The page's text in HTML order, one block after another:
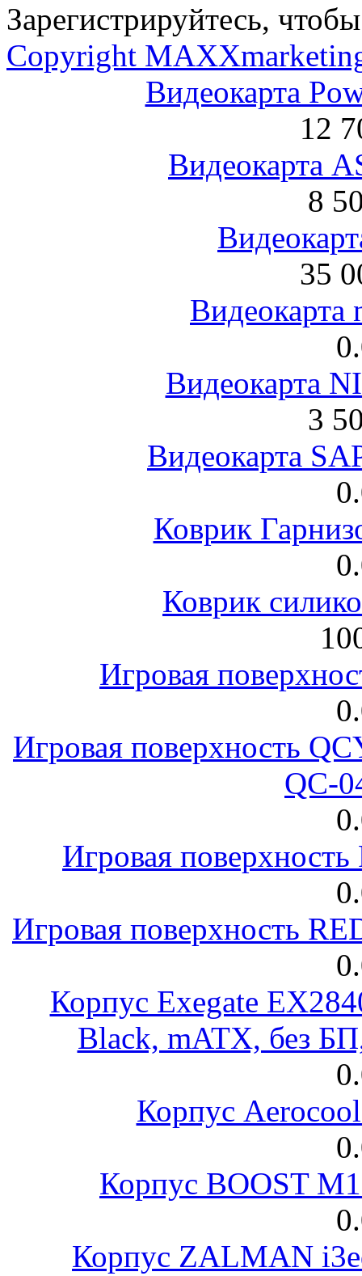
Зарегистрируйтесь,
Copyright
Видеокарта
12
Видеокарта
8
35
Видеокарта
Видеокарта
3
Видеокарта
Коврик
Коврик
Игровая
Игровая поверхность
QC-
Игровая
Игровая поверхность
Корпус Exegate
Black, mATX, без
Корпус
Корпус BOOST
Корпус ZALMAN